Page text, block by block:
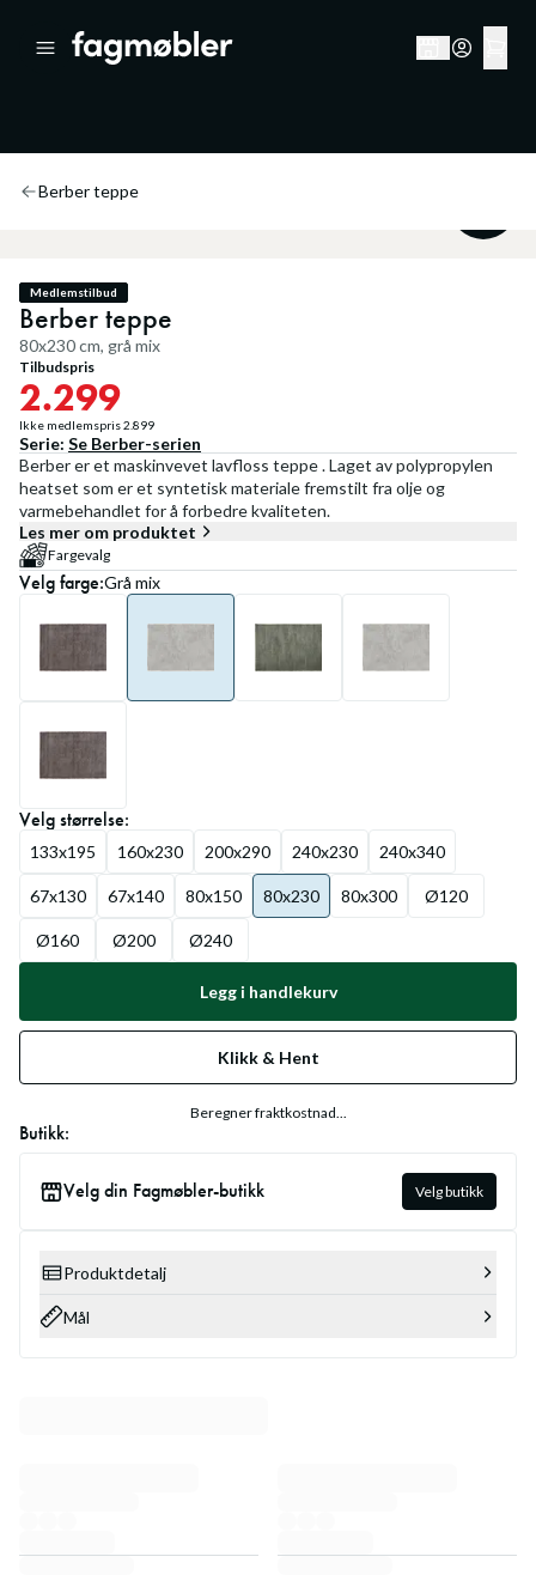
Berber teppe
Medlemstilbud
Berber teppe
80x230 cm, grå mix
Tilbudspris
2.299
Ikke medlemspris2.899
Serie: Se Berber-serien
Berber er et maskinvevet lavfloss teppe . Laget av polypropylen
heatset som er et syntetisk materiale fremstilt fra olje og
varmebehandlet for å forbedre kvaliteten.
Les mer om produktet
Fargevalg
Velgfarge:Grå mix
Velgstørrelse:
133x195 160x230 200x290 240x230 240x340
67x130 67x140 80x150 80x230 80x300 Ø120
Ø160 Ø200 Ø240
Legg i handlekurv
Klikk & Hent
Beregner fraktkostnad...
Butikk:
Velg din Fagmøbler-butikk Velg butikk
Produktdetalj
Mål